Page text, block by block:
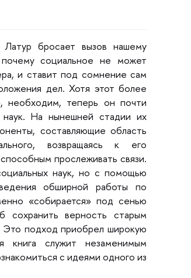
бросает вызов нашему
социальное не может
и ставит под сомнение сам
дел. Хотя этот более
необходим, теперь он почти
наук. На нынешней стадии их
составляющие область
возвращаясь к его
прослеживать связи.
наук, но с помощью
обширной работы по
«собирается» под сенью
сохранить верность старым
Это подход приобрел широкую
книга служит незаменимым
с идеями одного из